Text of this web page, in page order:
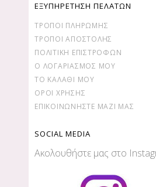
ΕΞΥΠΗΡΕΤΗΣΗ ΠΕΛΑΤΩΝ
ΤΡΌΠΟΙ ΠΛΗΡΩΜΉΣ
ΤΡΌΠΟΙ ΑΠΟΣΤΟΛΉΣ
ΠΟΛΙΤΙΚΉ ΕΠΙΣΤΡΟΦΏΝ
Ο ΛΟΓΑΡΙΑΣΜΌΣ ΜΟΥ
ΤΟ ΚΑΛΆΘΙ ΜΟΥ
ΌΡΟΙ ΧΡΉΣΗΣ
ΕΠΙΚΟΙΝΩΝΉΣΤΕ ΜΑΖΊ ΜΑΣ
SOCIAL MEDIA
Ακολουθήστε μας στο